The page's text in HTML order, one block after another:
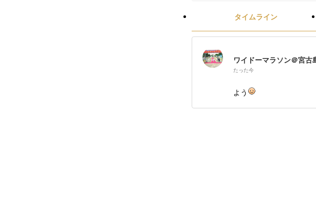
タイムライン
ワイドーマラソン＠宮古
たった今
よう